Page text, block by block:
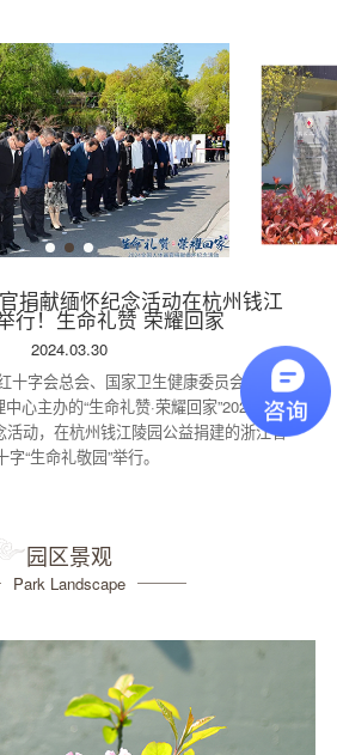
捐献缅怀纪念活动在杭州钱江
行！生命礼赞 荣耀回家
2024.03.30
十字会总会、国家卫生健康委员会指导，
心主办的“生命礼赞·荣耀回家”2024全国
活动，在杭州钱江陵园公益捐建的浙江省
字“生命礼敬园”举行。
园区景观
Park Landscape